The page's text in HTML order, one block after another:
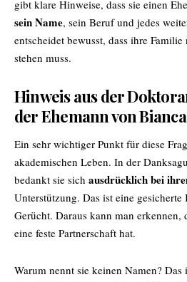
gibt klare Hinweise, dass sie einen
sein Name, sein Beruf und jedes
entscheidet bewusst, dass ihre
stehen muss.
Hinweis aus der
der Ehemann von
Ein sehr wichtiger Punkt für diese
akademischen Leben. In der
bedankt sie sich ausdrücklich bei
Unterstützung. Das ist eine
Gerücht. Daraus kann man erkennen,
eine feste Partnerschaft hat.
Warum nennt sie keinen Namen?